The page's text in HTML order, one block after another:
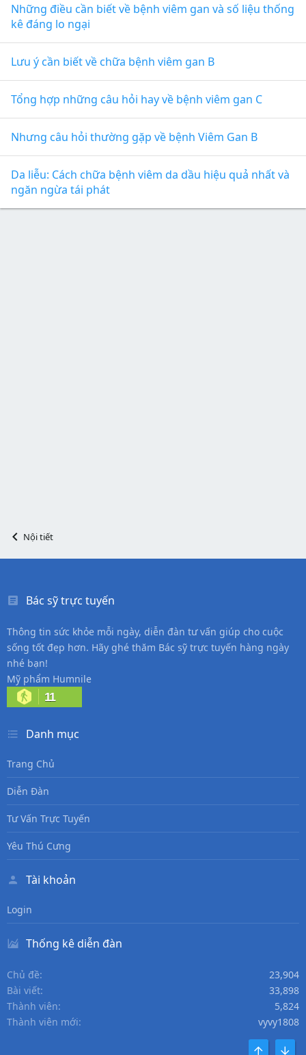
Những điều cần biết về bệnh viêm gan và số liệu thống
kê đáng lo ngại
Lưu ý cần biết về chữa bệnh viêm gan B
Tổng hợp những câu hỏi hay về bệnh viêm gan C
Nhưng câu hỏi thường gặp về bệnh Viêm Gan B
Da liễu: Cách chữa bệnh viêm da dầu hiệu quả nhất và
ngăn ngừa tái phát
Nội tiết
Bác sỹ trực tuyến
Thông tin sức khỏe mỗi ngày, diễn đàn tư vấn giúp cho cuộc
sống tốt đẹp hơn. Hãy ghé thăm Bác sỹ trực tuyến hàng ngày
nhé bạn!
Mỹ phẩm Humnile
11
Danh mục
Trang Chủ
Diễn Đàn
Tư Vấn Trực Tuyến
Yêu Thú Cưng
Tài khoản
Login
Thống kê diễn đàn
Chủ đề
23,904
Bài viết
33,898
Thành viên
5,824
Thành viên mới
vyvy1808